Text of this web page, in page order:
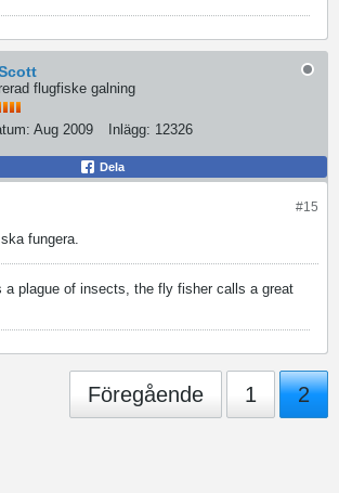
flugfiske galning
Aug 2009 Inlägg: 12326
Dela
#15
fungera.
a plague of insects, the fly fisher calls a great
Föregående 1 2